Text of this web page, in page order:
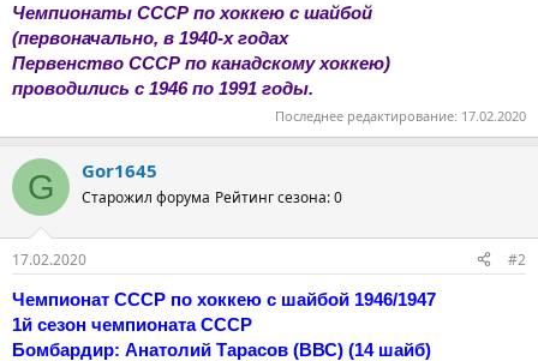
Чемпионаты СССР по хоккею с шайбой
(первоначально, в 1940-х годах
Первенство СССР по канадскому хоккею)
проводились с 1946 по 1991 годы.
Последнее редактирование: 17.02.2020
G Gor1645
Старожил форума Рейтинг сезона: 0
17.02.2020
#2
Чемпионат СССР по хоккею с шайбой 1946/1947
1й сезон чемпионата СССР
Бомбардир: Анатолий Тарасов (ВВС) (14 шайб)